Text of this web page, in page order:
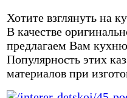
Хотите взглянуть на
В качестве
предлагаем Вам
Популярность этих
материалов при